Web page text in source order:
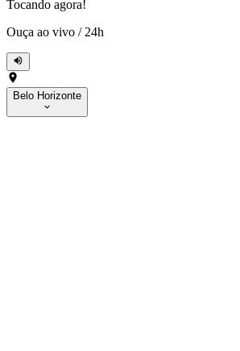
Tocando agora!
Ouça ao vivo / 24h
Belo Horizonte